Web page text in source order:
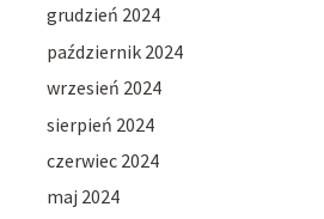
grudzień 2024
październik 2024
wrzesień 2024
sierpień 2024
czerwiec 2024
maj 2024